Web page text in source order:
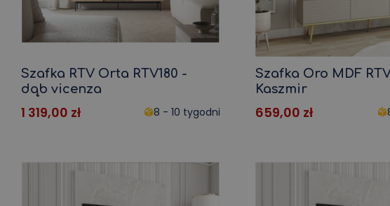
Szafka RTV Orta RTV180 -
dąb vicenza
1 319,00 zł 8 - 10 tygodni
Szafka Oro MDF
Kaszmir
659,00 zł